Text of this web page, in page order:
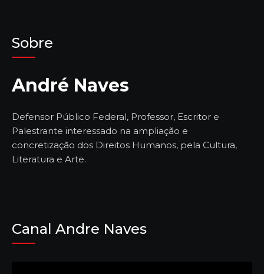
Sobre
André Naves
Defensor Público Federal, Professor, Escritor e
Palestrante interessado na ampliação e
concretização dos Direitos Humanos, pela Cultura,
Literatura e Arte.
Canal Andre Naves